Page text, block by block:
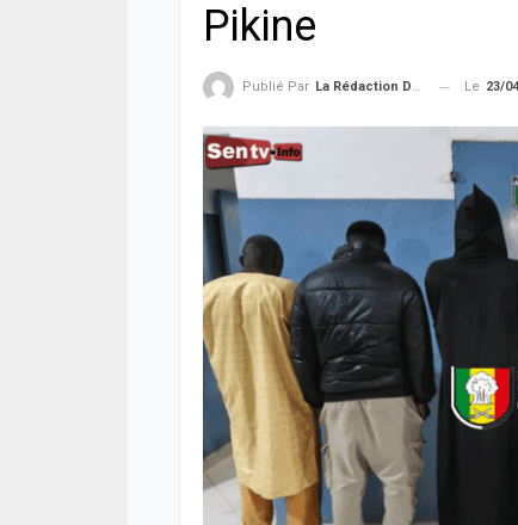
Pikine
Publié Par La Rédaction De La SenTV.info Le 23/